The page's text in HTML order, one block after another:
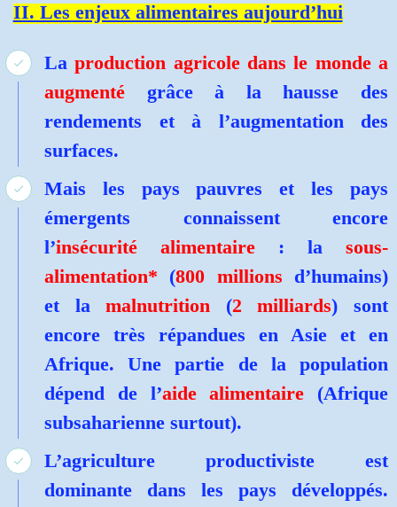
II. Les enjeux alimentaires aujourd’hui
Laproduction agricole dans le monde a
augmenté grâce à la hausse des
rendements et à l’augmentation des
surfaces.
Mais les pays pauvres et les pays
émergents connaissent encore
l’insécurité alimentaire : la sous-
alimentation* (800 millions d’humains)
et lamalnutrition (2 milliards) sont
encore très répandues en Asie et en
Afrique. Une partie de la population
dépend de l’aide alimentaire (Afrique
subsaharienne surtout).
L’agriculture productiviste est
dominante dans les pays développés.